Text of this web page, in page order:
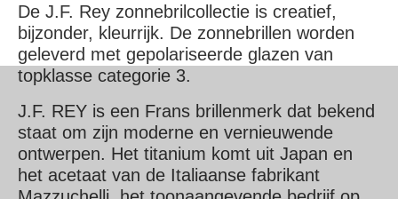
De J.F. Rey zonnebrilcollectie is creatief,
bijzonder, kleurrijk. De zonnebrillen worden
geleverd met gepolariseerde glazen van
topklasse categorie 3.
J.F. REY is een Frans brillenmerk dat bekend
staat om zijn moderne en vernieuwende
ontwerpen. Het titanium komt uit Japan en
het acetaat van de Italiaanse fabrikant